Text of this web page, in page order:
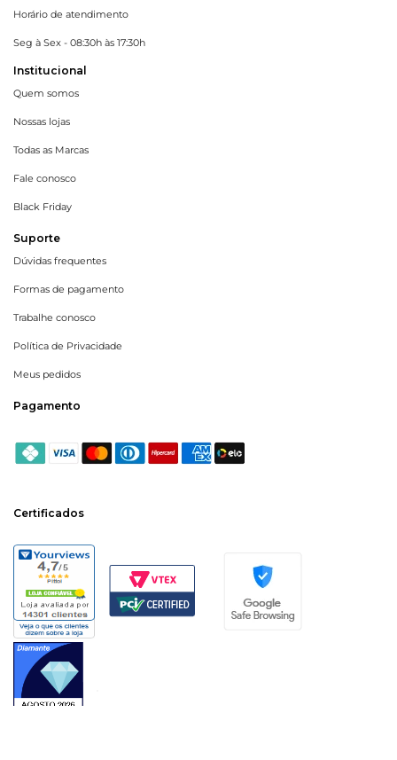
Horário de atendimento
Seg à Sex - 08:30h às 17:30h
Institucional
Quem somos
Nossas lojas
Todas as Marcas
Fale conosco
Black Friday
Suporte
Dúvidas frequentes
Formas de pagamento
Trabalhe conosco
Política de Privacidade
Meus pedidos
Pagamento
Certificados